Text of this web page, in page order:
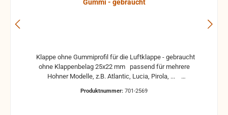
Gummi - gebraucht
ohne Klappenbelag 25x22 mm passend für mehrere
Hohner Modelle, z.B. Atlantic, Lucia, Pirola, ...
Produktnummer: 701-2569